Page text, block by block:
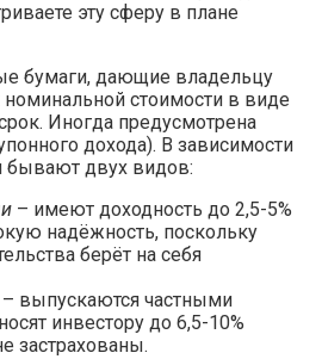
эту сферу в плане
бумаги, дающие владельцу
номинальной стоимости в виде
Иногда предусмотрена
дохода). В зависимости
бывают двух видов:
– имеют доходность до 2,5-5%
надёжность, поскольку
берёт на себя
– выпускаются частными
инвестору до 6,5-10%
застрахованы.